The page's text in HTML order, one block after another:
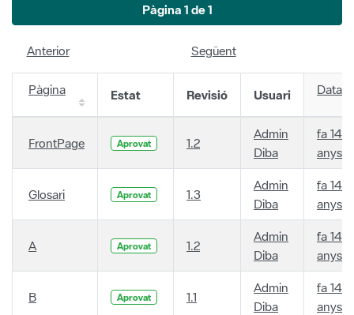
Pàgina 1 de 1
Anterior Següent
Pàgina Estat Revisió Usuari Data
FrontPage Aprovat 1.2
Admin
Diba
fa 14
anys
Glosari Aprovat 1.3
Admin
Diba
fa 14
anys
A Aprovat 1.2
Admin
Diba
fa 14
anys
B Aprovat 1.1
Admin
Diba
fa 14
anys